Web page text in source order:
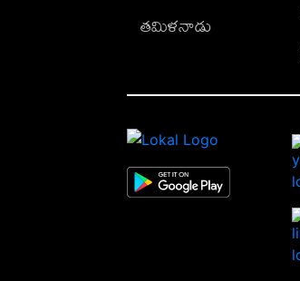
తమిళనాడు